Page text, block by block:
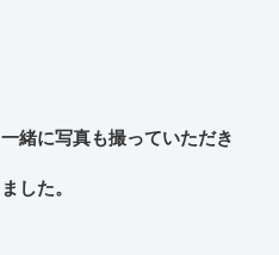
一緒に写真も撮っていただき
ました。